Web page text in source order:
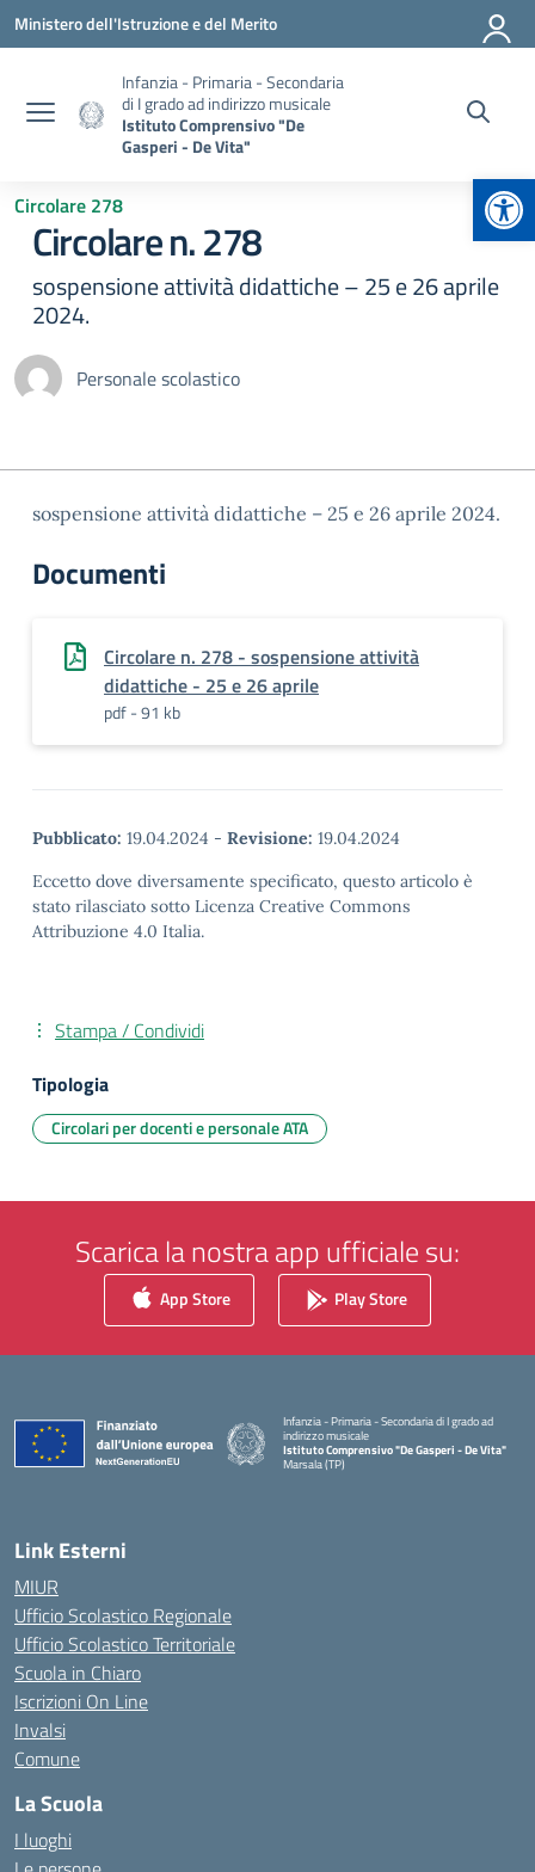
Vai ai contenuti
Vai al menu di navigazione
Vai al footer
Ministero dell'Istruzione e del Merito
Infanzia - Primaria - Secondaria
di I grado ad indirizzo musicale
Istituto Comprensivo "De
Gasperi - De Vita"
Circolare 278
Circolare n. 278
sospensione attività didattiche – 25 e 26 aprile
2024.
Personale scolastico
sospensione attività didattiche – 25 e 26 aprile 2024.
Documenti
Circolare n. 278 - sospensione attività
didattiche - 25 e 26 aprile
pdf - 91 kb
Pubblicato: 19.04.2024 - Revisione: 19.04.2024
Eccetto dove diversamente specificato, questo articolo è
stato rilasciato sotto Licenza Creative Commons
Attribuzione 4.0 Italia.
Stampa / Condividi
Tipologia
Circolari per docenti e personale ATA
Scarica la nostra app ufficiale su:
App Store Play Store
Infanzia - Primaria - Secondaria di I grado ad
indirizzo musicale
Istituto Comprensivo "De Gasperi - De Vita"
Marsala (TP)
Link Esterni
MIUR
Ufficio Scolastico Regionale
Ufficio Scolastico Territoriale
Scuola in Chiaro
Iscrizioni On Line
Invalsi
Comune
La Scuola
I luoghi